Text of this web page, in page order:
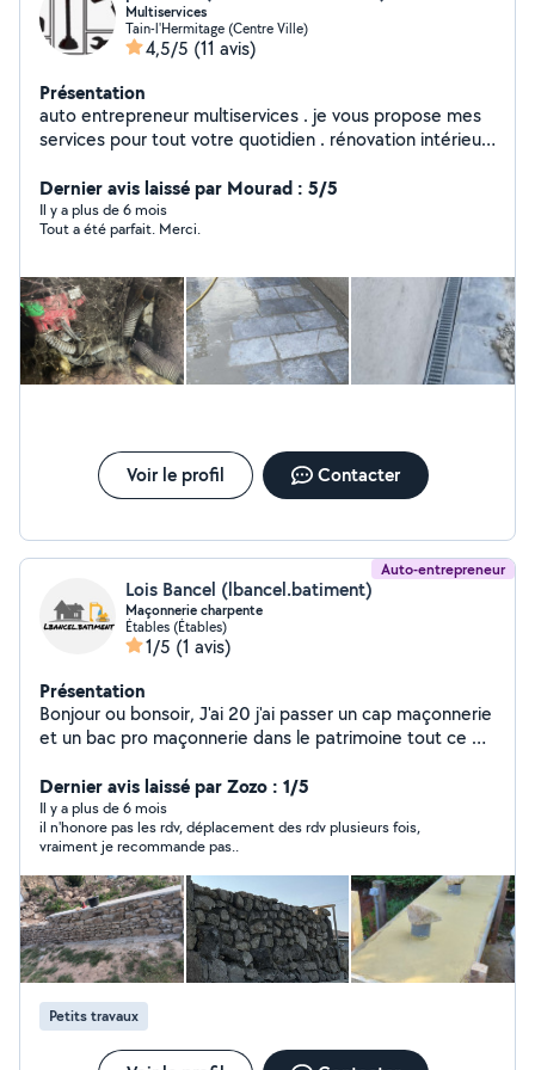
Multiservices
Tain-l'Hermitage (Centre Ville)
4,5/5 (11 avis)
Présentation
auto entrepreneur multiservices . je vous propose mes
services pour tout votre quotidien . rénovation intérieur
tondre tailler les haies les arbres ) entretient pierre
tombale , maçonnerie , débarras maison grenier cave .
et pleins d'autres choses .
Dernier avis laissé par Mourad : 5/5
Il y a plus de 6 mois
Tout a été parfait. Merci.
Voir le profil Contacter
Auto-entrepreneur
Lois Bancel (lbancel.batiment)
Maçonnerie charpente
Étables (Étables)
1/5 (1 avis)
Présentation
Bonjour ou bonsoir, J'ai 20 j'ai passer un cap maçonnerie
et un bac pro maçonnerie dans le patrimoine tout ce qui
carrelage.... je fait autant du neuf que de la rénovation
Dernier avis laissé par Zozo : 1/5
Il y a plus de 6 mois
il n'honore pas les rdv, déplacement des rdv plusieurs fois,
vraiment je recommande pas..
Petits travaux